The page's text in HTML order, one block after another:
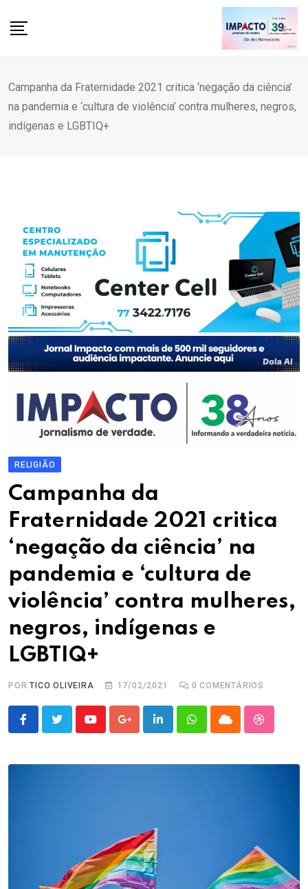
Campanha da Fraternidade 2021 critica ‘negação da ciência’
na pandemia e ‘cultura de violência’ contra mulheres, negros,
indígenas e LGBTIQ+
RELIGIÃO
Campanha da
Fraternidade 2021 critica
‘negação da ciência’ na
pandemia e ‘cultura de
violência’ contra mulheres,
negros, indígenas e
LGBTIQ+
PORTICO OLIVEIRA 17/02/2021 0 COMENTÁRIOS
YoutubeGoogle+LinkedInWhatsappCloud